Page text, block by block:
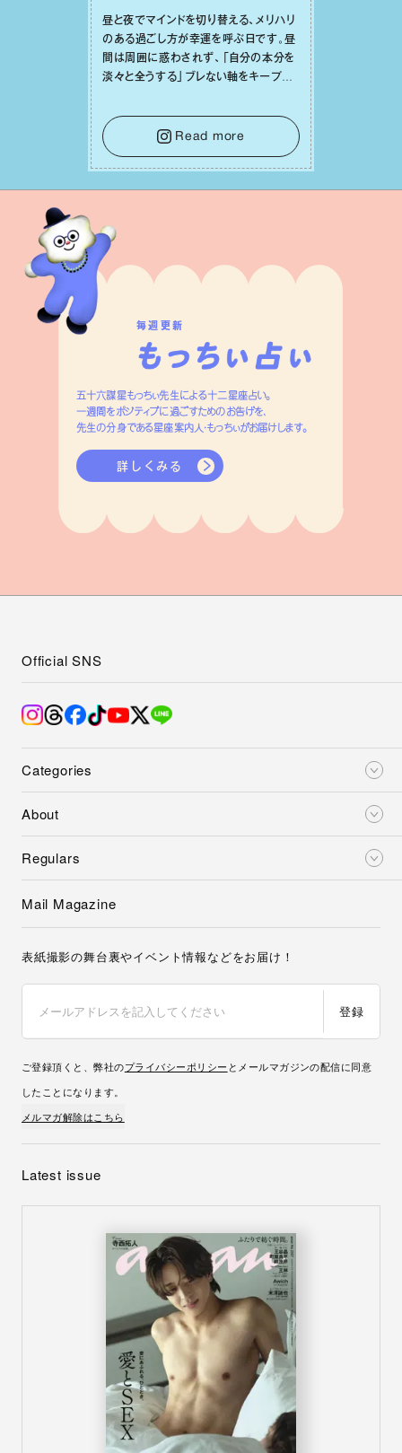
昼と夜でマインドを切り替える、メリハリ
のある過ごし⽅が幸運を呼ぶ⽇です。昼
間は周囲に惑わされず、「⾃分の本分を
淡々と全うする」ブレない軸をキープし
⾔葉に流されないよう、⼼にしっかりブ
レーキをかけること。この意識の切り替
えが、あなたに確かな安⼼感をもたらす
はずです。
Read more
毎週更新
五十六謀星もっちぃ先生による十二星座占い。
一週間をポジティブに過ごすためのお告げを、
先生の分身である星座案内人・もっちぃがお届けします。
詳しくみる
Categories
About
Regulars
Official SNS
Mail Magazine
表紙撮影の舞台裏やイベント情報などをお届け！
登録
ご登録頂くと、弊社のプライバシーポリシー とメールマガジンの配信に同意
したことになります。
メルマガ解除はこちら
Latest issue